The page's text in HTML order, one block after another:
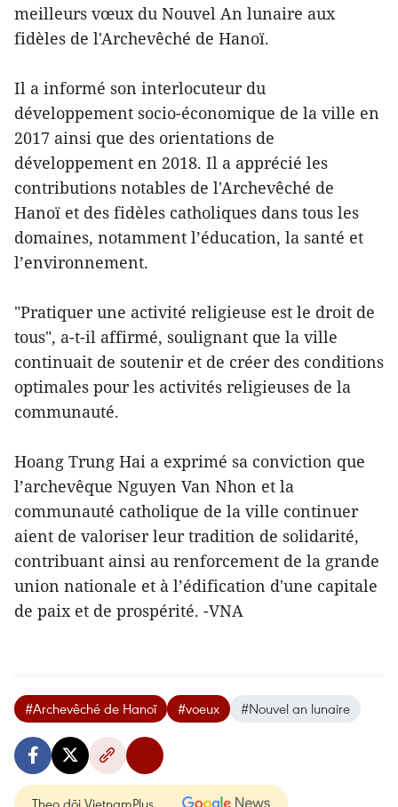
meilleurs vœux du Nouvel An lunaire aux
fidèles de l'Archevêché de Hanoï.
Il a informé son interlocuteur du
développement socio-économique de la ville en
2017 ainsi que des orientations de
développement en 2018. Il a apprécié les
contributions notables de l'Archevêché de
Hanoï et des fidèles catholiques dans tous les
domaines, notamment l’éducation, la santé et
l’environnement.
"​Pratiquer une activité religieuse est le droit de
tous", a-t-il affirmé, soulignant que la ville
continuait de soutenir et de créer des conditions
optimales pour les activités religieuses de la
communauté.
Hoang Trung Hai a exprimé sa conviction que
l’archevêque Nguyen Van Nhon et la
communauté catholique de la ville continuer​
aient de valoriser leur tradition de solidarité,
contribuant ainsi au renforcement de la grande
union nationale et à l’édification d'une capitale
de paix et de prospérité. -VNA
#Archevêché de Hanoï #voeux #Nouvel an lunaire
Theo dõi VietnamPlus